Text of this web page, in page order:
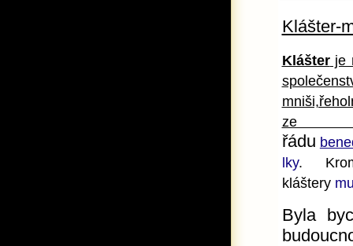
Klášter-
Klášterje
řádu
lky.
kláštery
Byla